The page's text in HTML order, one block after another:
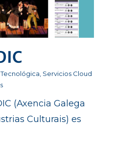
Servicios Cloud
(Axencia Galega
Culturais) es